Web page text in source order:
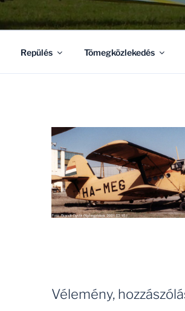
Repülés Tömegközlekedés
Vélemény,